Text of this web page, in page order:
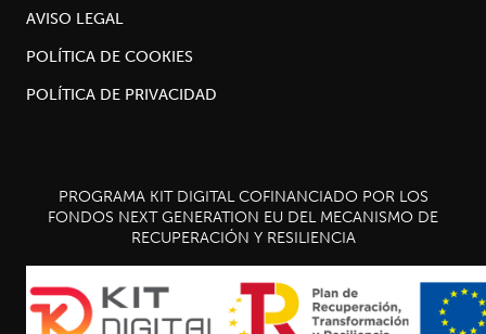
AVISO LEGAL
POLÍTICA DE COOKIES
POLÍTICA DE PRIVACIDAD
PROGRAMA KIT DIGITAL COFINANCIADO POR LOS
FONDOS NEXT GENERATION EU DEL MECANISMO DE
RECUPERACIÓN Y RESILIENCIA